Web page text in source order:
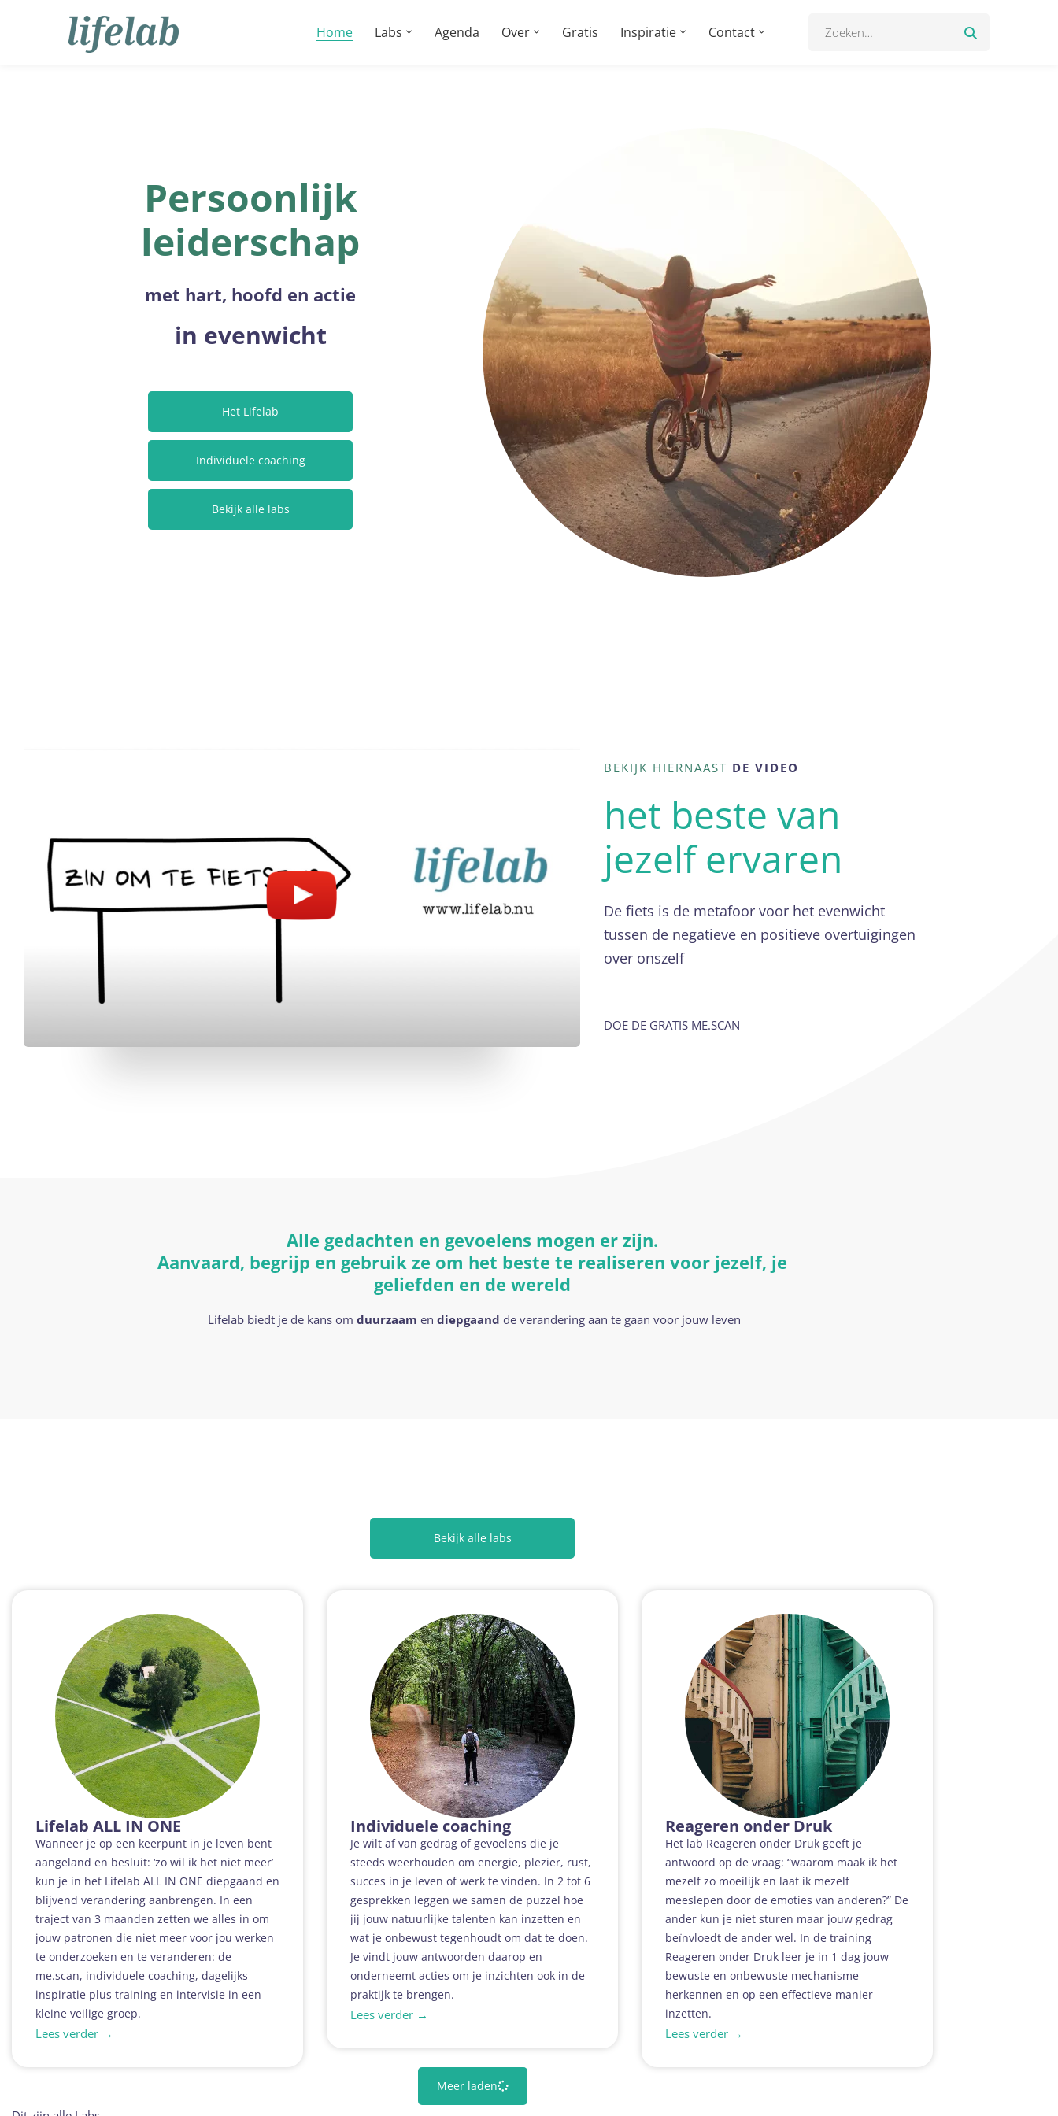
Home Labs Agenda Over Gratis Inspiratie Contact
Persoonlijk
leiderschap
met hart, hoofd en actie
in evenwicht
Het Lifelab
Individuele coaching
Bekijk alle labs
BEKIJK HIERNAAST DE VIDEO
het beste van
jezelf ervaren
De fiets is de metafoor voor het evenwicht
tussen de negatieve en positieve overtuigingen
over onszelf
DOE DE GRATIS ME.SCAN
Alle gedachten en gevoelens mogen er zijn.
Aanvaard, begrijp en gebruik ze om het beste te realiseren voor jezelf, je
geliefden en de wereld
Lifelab biedt je de kans om duurzaam en diepgaand de verandering aan te gaan voor jouw leven
Bekijk alle labs
Lifelab ALL IN ONE
Wanneer je op een keerpunt in je leven bent
aangeland en besluit: ‘zo wil ik het niet meer’
kun je in het Lifelab ALL IN ONE diepgaand en
blijvend verandering aanbrengen. In een
traject van 3 maanden zetten we alles in om
jouw patronen die niet meer voor jou werken
te onderzoeken en te veranderen: de
me.scan, individuele coaching, dagelijks
inspiratie plus training en intervisie in een
kleine veilige groep.
Lees verder →
Individuele coaching
Je wilt af van gedrag of gevoelens die je
steeds weerhouden om energie, plezier, rust,
succes in je leven of werk te vinden. In 2 tot 6
gesprekken leggen we samen de puzzel hoe
jij jouw natuurlijke talenten kan inzetten en
wat je onbewust tegenhoudt om dat te doen.
Je vindt jouw antwoorden daarop en
onderneemt acties om je inzichten ook in de
praktijk te brengen.
Lees verder →
Reageren onder Druk
Het lab Reageren onder Druk geeft je
antwoord op de vraag: “waarom maak ik het
mezelf zo moeilijk en laat ik mezelf
meeslepen door de emoties van anderen?” De
ander kun je niet sturen maar jouw gedrag
beïnvloedt de ander wel. In de training
Reageren onder Druk leer je in 1 dag jouw
bewuste en onbewuste mechanisme
herkennen en op een effectieve manier
inzetten.
Lees verder →
Meer laden